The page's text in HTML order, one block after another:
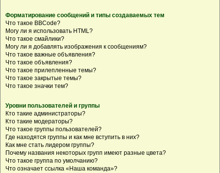
Форматирование сообщений и типы создаваемых тем
Что такое BBCode?
Могу ли я использовать HTML?
Что такое смайлики?
Могу ли я добавлять изображения к сообщениям?
Что такое важные объявления?
Что такое объявления?
Что такое прилепленные темы?
Что такое закрытые темы?
Что такое значки тем?
Уровни пользователей и группы
Кто такие администраторы?
Кто такие модераторы?
Что такое группы пользователей?
Где находятся группы и как мне вступить в них?
Как мне стать лидером группы?
Почему названия некоторых групп имеют разные цвета?
Что такое группа по умолчанию?
Что означает ссылка «Наша команда»?